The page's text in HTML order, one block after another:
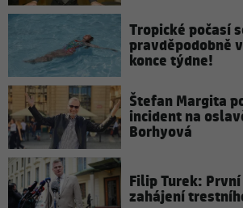
Tropické počasí
pravděpodobně
konce týdne!
Štefan Margita
incident na
Borhyová
Filip Turek:
zahájení